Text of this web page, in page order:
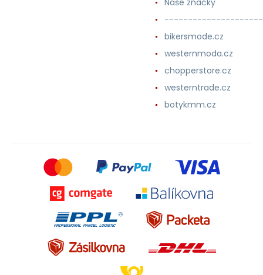
bikersmode.cz
westernmoda.cz
chopperstore.cz
westerntrade.cz
botykmm.cz